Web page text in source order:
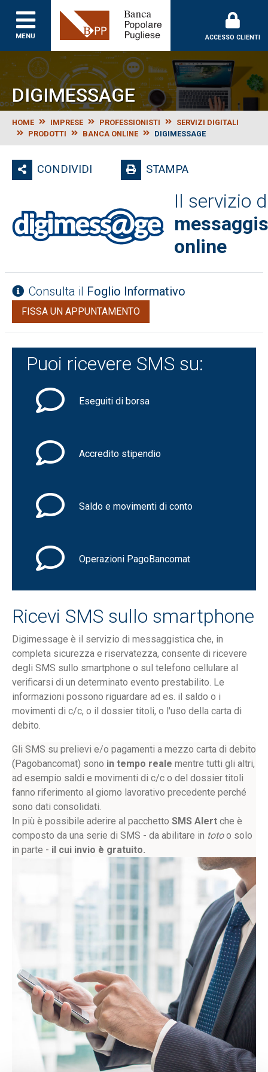
MENU
Banca Popolare
ACCESSO CLIENTI
DIGIMESSAGE
HOME IMPRESE PROFESSIONISTI
SERVIZI DIGITALI
PRODOTTI
BANCA ONLINE DIGIMESSAGE
CONDIVIDI STAMPA
Il servizio
online
Consulta il Foglio Informativo
FISSA UN APPUNTAMENTO
Puoi ricevere SMS su:
Eseguiti di borsa
Accredito stipendio
Saldo e movimenti di conto
Operazioni PagoBancomat
Ricevi SMS sullo smartphone
Digimessage è il servizio di messaggistica che, in
completa sicurezza e riservatezza, consente di ricevere
degli SMS sullo smartphone o sul telefono cellulare al
verificarsi di un determinato evento prestabilito. Le
informazioni possono riguardare ad es. il saldo o i
movimenti di c/c, o il dossier titoli, o l'uso della carta di
debito.
Gli SMS su prelievi e/o pagamenti a mezzo carta di debito
(Pagobancomat) sono in tempo reale mentre tutti gli altri,
ad esempio saldi e movimenti di c/c o del dossier titoli
fanno riferimento al giorno lavorativo precedente perché
sono dati consolidati.
In più è possibile aderire al pacchetto SMS Alert che è
composto da una serie di SMS - da abilitare in totoo solo
in parte - il cui invio è gratuito.